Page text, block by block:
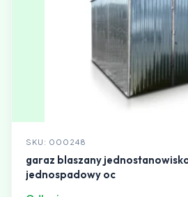
SKU: 000248
garaz blaszany
jednospadowy oc